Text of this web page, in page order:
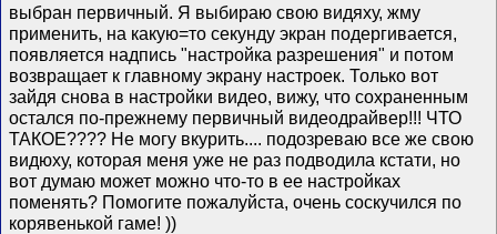
выбран первичный. Я выбираю свою видяху, жму
применить, на какую=то секунду экран подергивается,
появляется надпись "настройка разрешения" и потом
возвращает к главному экрану настроек. Только вот
зайдя снова в настройки видео, вижу, что сохраненным
остался по-прежнему первичный видеодрайвер!!! ЧТО
ТАКОЕ???? Не могу вкурить.... подозреваю все же свою
видюху, которая меня уже не раз подводила кстати, но
вот думаю может можно что-то в ее настройках
поменять? Помогите пожалуйста, очень соскучился по
корявенькой гаме! ))